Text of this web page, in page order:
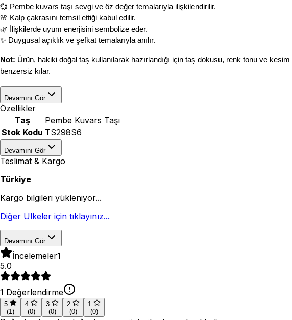
💞 Pembe kuvars taşı sevgi ve öz değer temalarıyla ilişkilendirilir.
🌸 Kalp çakrasını temsil ettiği kabul edilir.
🌿 İlişkilerde uyum enerjisini sembolize eder.
✨ Duygusal açıklık ve şefkat temalarıyla anılır.
Not: Ürün, hakiki doğal taş kullanılarak hazırlandığı için taş dokusu, renk tonu ve
benzersiz kılar.
Devamını Gör
Özellikler
Taş
Pembe Kuvars Taşı
Stok Kodu TS298S6
Devamını Gör
Teslimat & Kargo
Türkiye
Kargo bilgileri yükleniyor...
Diğer Ülkeler için tıklayınız...
Devamını Gör
İncelemeler1
5.0
1 Değerlendirme
5
(1)
4
(0)
3
(0)
2
(0)
1
(0)